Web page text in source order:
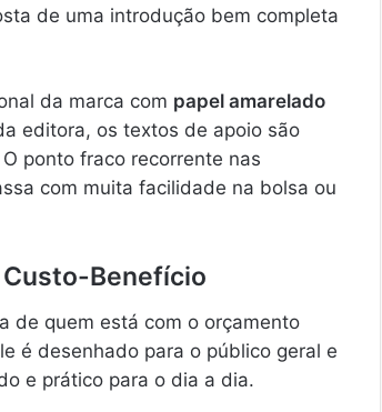
de uma introdução bem completa
da marca com papel amarelado
editora, os textos de apoio são
ponto fraco recorrente nas
com muita facilidade na bolsa ou
Benefício
de quem está com o orçamento
é desenhado para o público geral e
e prático para o dia a dia.